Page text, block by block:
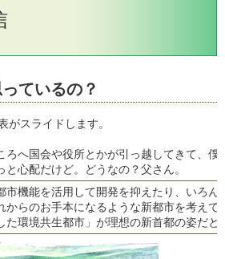
ているの？
スライドします。
ろへ国会や役所とかが引っ越してきて、
心配だけど。どうなの？父さん。
市機能を活用して開発を抑えたり、いろ
からのお手本になるような新都市を考え
た環境共生都市」が理想の新首都の姿だ